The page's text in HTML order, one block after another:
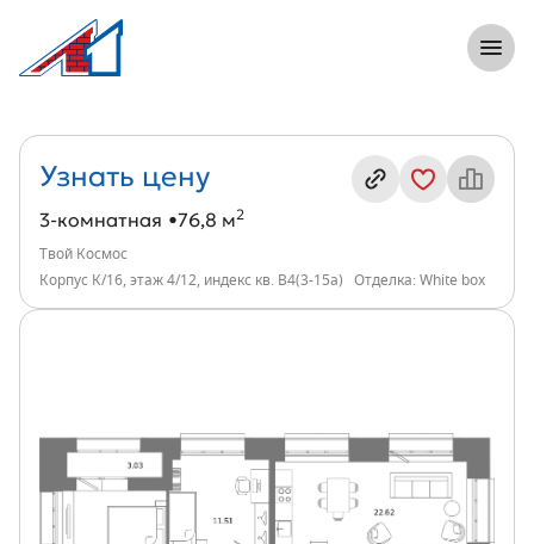
3-комнатная, 77 м², ЖК Твой Космос,
Информация о квартире
Узнать цену
3-комнатная 76,8 м2
Твой Космос
Корпус К/16, этаж 4/12, индекс кв. В4(3-15а)
Отделка: White box